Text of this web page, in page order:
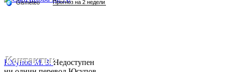
Юсупов М. З.Недоступен
Контакты: